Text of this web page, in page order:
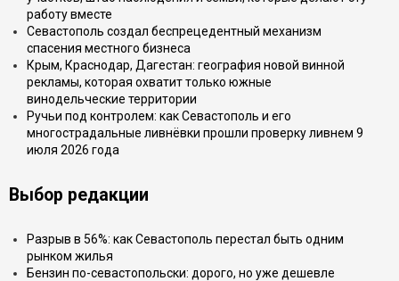
работу вместе
Севастополь создал беспрецедентный механизм
спасения местного бизнеса
Крым, Краснодар, Дагестан: география новой винной
рекламы, которая охватит только южные
винодельческие территории
Ручьи под контролем: как Севастополь и его
многострадальные ливнёвки прошли проверку ливнем 9
июля 2026 года
Выбор редакции
Разрыв в 56%: как Севастополь перестал быть одним
рынком жилья
Бензин по-севастопольски: дорого, но уже дешевле